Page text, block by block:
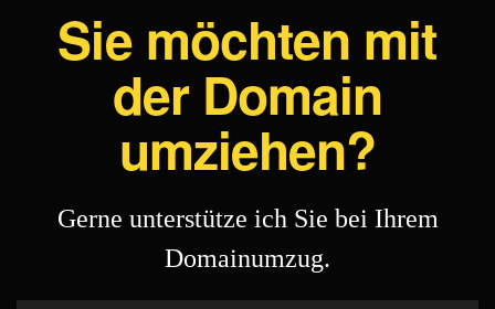
Sie möchten mit
der Domain
umziehen?
Gerne unterstütze ich Sie bei Ihrem
Domainumzug.